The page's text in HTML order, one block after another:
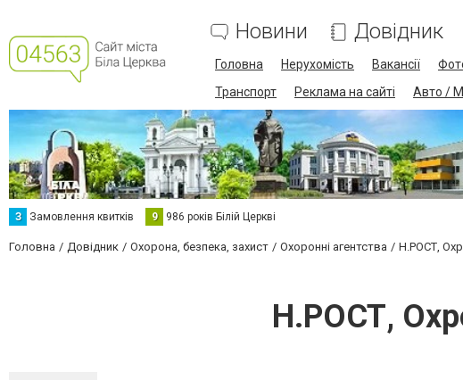
Новини Довідник
Головна Нерухомість Вакансії
Транспорт
Реклама на сайті Авто /
З Замовлення квитків 9 986 років Білій Церкві
Головна Довідник Охорона, безпека, захист Охоронні агентства Н.РОСТ,
Н.РОСТ,